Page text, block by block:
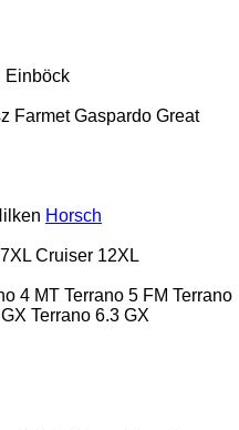
Einböck
Farmet Gaspardo Great
Horsch
Cruiser 12XL
4 MT Terrano 5 FM Terrano
Terrano 6.3 GX